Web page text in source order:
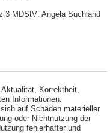
3 MDStV: Angela Suchland
Korrektheit,
Informationen.
auf Schäden materieller
oder Nichtnutzung der
fehlerhafter und